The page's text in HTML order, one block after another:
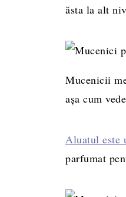
ăsta la alt
Mucenicii
așa cum
Aluatul este
parfumat